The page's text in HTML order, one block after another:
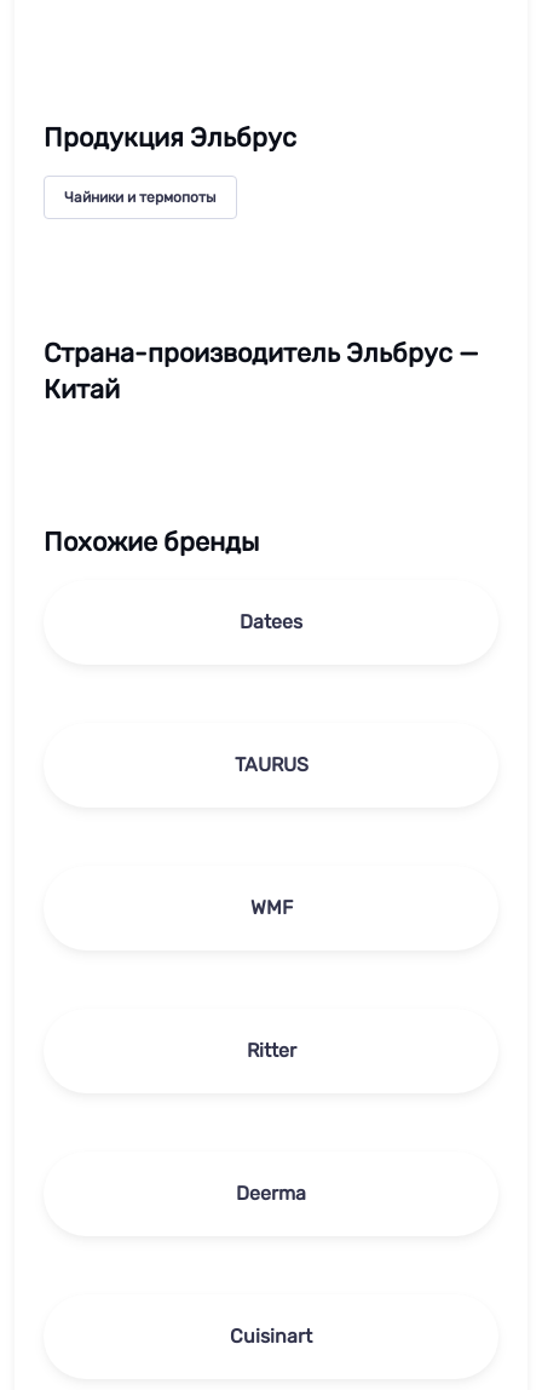
Продукция Эльбрус
Чайники и термопоты
Страна-производитель Эльбрус —
Китай
Похожие бренды
Datees
TAURUS
WMF
Ritter
Deerma
Cuisinart